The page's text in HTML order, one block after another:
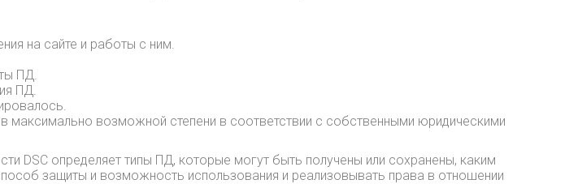
на сайте и работы с ним.
ПД.
ПД.
максимально возможной степени в соответствии с собственными юридическими
DSC определяет типы ПД, которые могут быть получены или сохранены, каким
защиты и возможность использования и реализовывать права в отношении